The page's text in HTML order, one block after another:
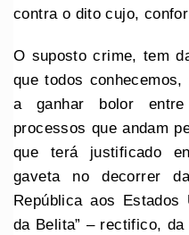
contra o dito cujo,
O suposto crime, tem
que todos
a ganhar bolor
processos que andam
que terá justificado
gaveta no decorrer
República aos
da Belita” – rectifico,